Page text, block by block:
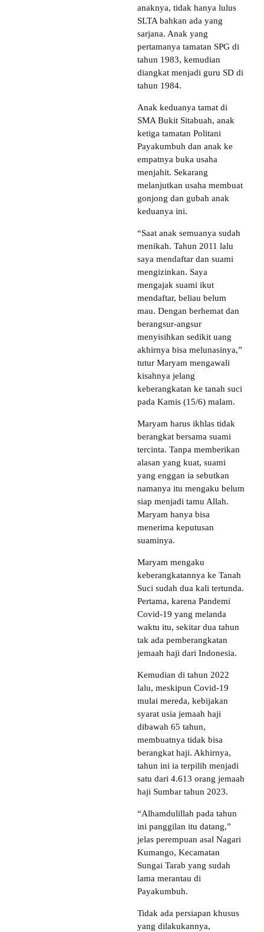
anaknya, tidak hanya lulus
SLTA bahkan ada yang
sarjana. Anak yang
pertamanya tamatan SPG di
tahun 1983, kemudian
diangkat menjadi guru SD di
tahun 1984.
Anak keduanya tamat di
SMA Bukit Sitabuah, anak
ketiga tamatan Politani
Payakumbuh dan anak ke
empatnya buka usaha
menjahit. Sekarang
melanjutkan usaha membuat
gonjong dan gubah anak
keduanya ini.
“Saat anak semuanya sudah
menikah. Tahun 2011 lalu
saya mendaftar dan suami
mengizinkan. Saya
mengajak suami ikut
mendaftar, beliau belum
mau. Dengan berhemat dan
berangsur-angsur
menyisihkan sedikit uang
akhirnya bisa melunasinya,”
tutur Maryam mengawali
kisahnya jelang
keberangkatan ke tanah suci
pada Kamis (15/6) malam.
Maryam harus ikhlas tidak
berangkat bersama suami
tercinta. Tanpa memberikan
alasan yang kuat, suami
yang enggan ia sebutkan
namanya itu mengaku belum
siap menjadi tamu Allah.
Maryam hanya bisa
menerima keputusan
suaminya.
Maryam mengaku
keberangkatannya ke Tanah
Suci sudah dua kali tertunda.
Pertama, karena Pandemi
Covid-19 yang melanda
waktu itu, sekitar dua tahun
tak ada pemberangkatan
jemaah haji dari Indonesia.
Kemudian di tahun 2022
lalu, meskipun Covid-19
mulai mereda, kebijakan
syarat usia jemaah haji
dibawah 65 tahun,
membuatnya tidak bisa
berangkat haji. Akhirnya,
tahun ini ia terpilih menjadi
satu dari 4.613 orang jemaah
haji Sumbar tahun 2023.
“Alhamdulillah pada tahun
ini panggilan itu datang,”
jelas perempuan asal Nagari
Kumango, Kecamatan
Sungai Tarab yang sudah
lama merantau di
Payakumbuh.
Tidak ada persiapan khusus
yang dilakukannya,